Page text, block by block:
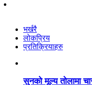
भर्खरै
लोकप्रिय
प्रतिक्रियाहरु
सुनको मूल्य तोलामा